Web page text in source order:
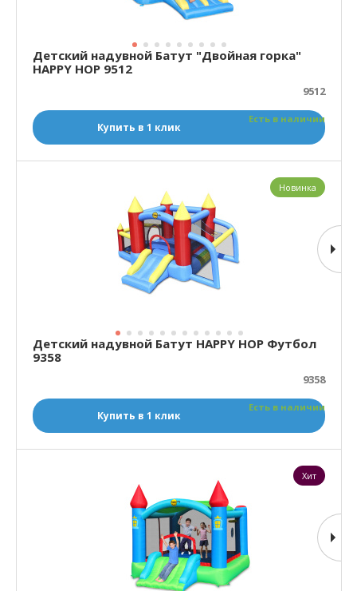
Детский надувной Батут "Двойная горка"
HAPPY HOP 9512
9512
Есть в наличии
Купить в 1 клик
Детский надувной Батут HAPPY HOP Футбол
9358
9358
Есть в наличии
Купить в 1 клик
Новинка
Хит